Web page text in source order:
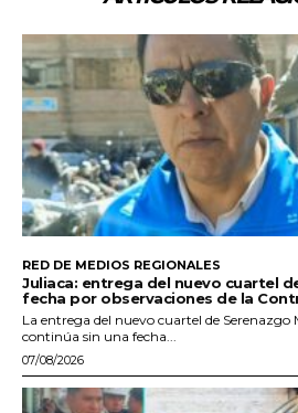
RED DE MEDIOS REGIONALES
Juliaca: entrega del nuevo cuartel
fecha por observaciones de la
La entrega del nuevo cuartel de Serenazgo
continúa sin una fecha...
07/08/2026